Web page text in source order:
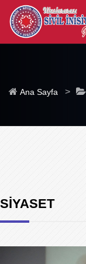
Ana Sayfa >
SİYASET